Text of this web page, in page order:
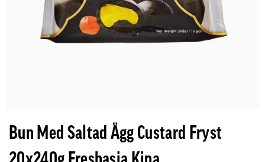
Bun Med Saltad Ägg Custard Fryst